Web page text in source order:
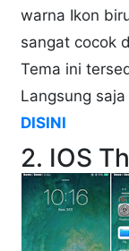
warna Ikon
sangat cocok
Tema ini
Langsung
DISINI
2. IOS